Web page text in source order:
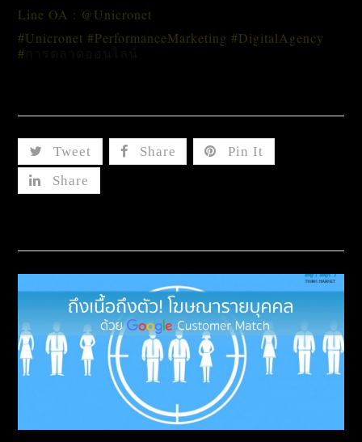
Line OA : @Unicronet
#Unicronet #PerformanceMarketing #DigitalAgency
#
Tweet Share
Pin It
Share